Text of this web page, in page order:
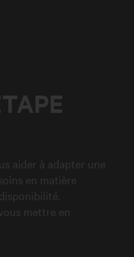
aider à adapter une
en matière
mettre en